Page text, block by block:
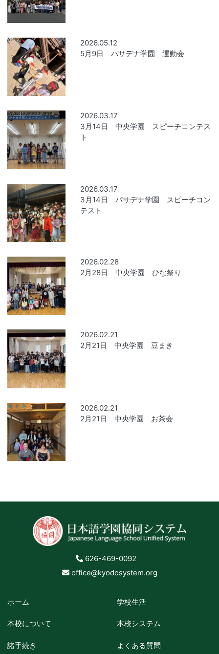
2026.05.12
5月9日 パサデナ学園 運動会
2026.03.17
3月14日 中央学園 スピーチコンテス
ト
2026.03.17
3月14日 パサデナ学園 スピーチコン
テスト
2026.02.28
2月28日 中央学園 ひな祭り
2026.02.21
2月21日 中央学園 豆まき
2026.02.21
2月21日 中央学園 お茶会
626-469-0092
office@kyodosystem.org
ホーム
本校について
諸手続き
学校生活
本校システム
よくある質問